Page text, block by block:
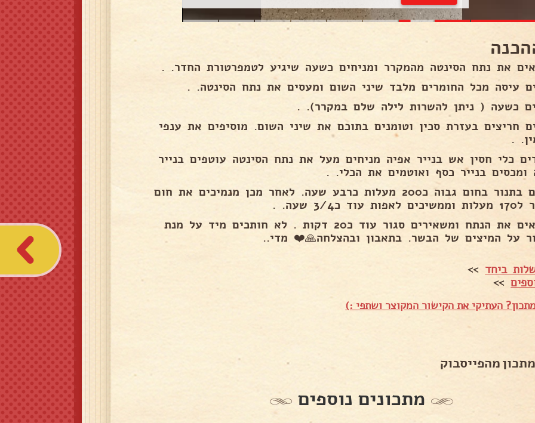
את נתח הסינטה מהמקרר ומניחים כשעה שיגיע לטמפרטורת החדר. .
עיסה מכל החומרים מלבד שיני השום ומעסים את נתח הסינטה. .
כשעה ( ניתן להשרות לילה שלם במקרר). .
חריצים בעזרת סכין וטומנים בתוכם את שיני השום. מוסיפים את ענפי
.
כלי חסין אש בנייר אפיה מניחים מעל את נתח הסינטה עוטפים בנייר
ומכסים בנייר כסף ואוטמים את הכלי. .
אופים בתנור בחום גבוה כ200 מעלות כרבע שעה. לאחר מכן מנמיכים את חום
עוד כ3/4 שעה. .
מוציאים את הנתח ומשאירים סגור עוד כ20 דקות . לא חותכים מיד על מנת
על המיצים של הבשר. בתאבון ובהצלחה🙏❤️ מדי..
ביחד >>
>>
העתיקי את הקישור המקוצר ושתפי :)
מהפייסבוק
מתכונים נוספים